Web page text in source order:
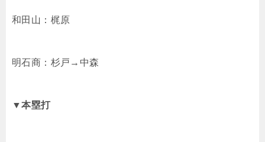
和田山：梶原
明石商：杉戸→中森
▼本塁打